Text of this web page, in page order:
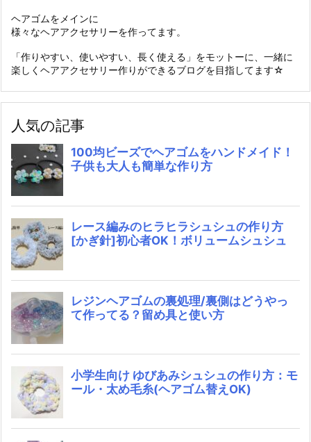
ヘアゴムをメインに
様々なヘアアクセサリーを作ってます。
「作りやすい、使いやすい、長く使える」をモットーに、一緒に
楽しくヘアアクセサリー作りができるブログを目指してます☆
人気の記事